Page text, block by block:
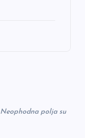
Neophodna polja su